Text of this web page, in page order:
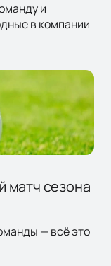
и
в компании
матч сезона
— всё это